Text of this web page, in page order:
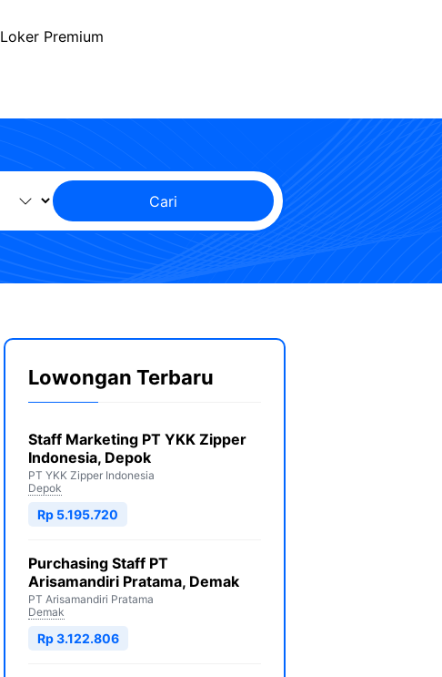
Loker Premium
Cari
Lowongan Terbaru
Staff Marketing PT YKK Zipper
Indonesia, Depok
PT YKK Zipper Indonesia
Depok
Rp 5.195.720
Purchasing Staff PT
Arisamandiri Pratama, Demak
PT Arisamandiri Pratama
Demak
Rp 3.122.806